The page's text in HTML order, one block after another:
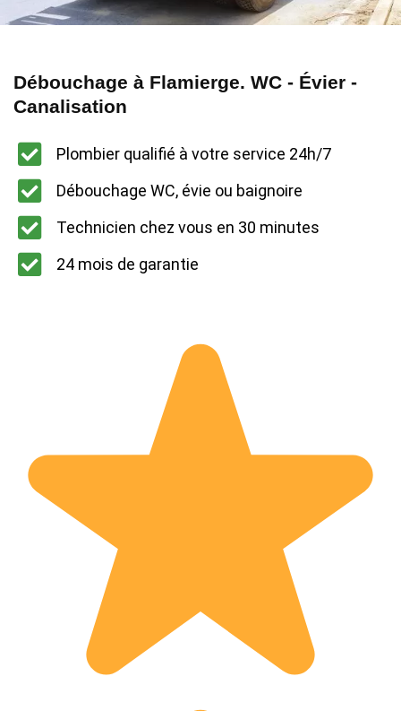
Débouchage à Flamierge. WC - Évier -
Canalisation
Plombier qualifié à votre service 24h/7
Débouchage WC, évie ou baignoire
Technicien chez vous en 30 minutes
24 mois de garantie